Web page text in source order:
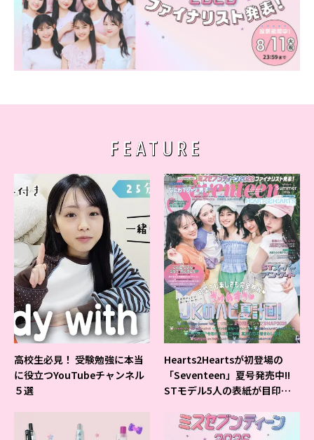
FEATURE
高校生必見！ 受験勉強に本当
に役立つYouTubeチャンネル
５選
Hearts2Heartsが初登場の
「Seventeen」夏号発売中!!
STモデル5人の表紙が目印だ